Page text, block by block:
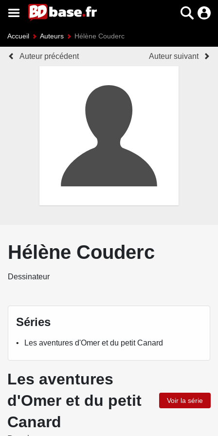
Accueil Auteurs Hélène Couderc
Auteur précédent Auteur suivant
Hélène Couderc
Dessinateur
Séries
Les aventures d'Omer et du petit Canard
Les aventures
d'Omer et du petit
Canard
Voir la série